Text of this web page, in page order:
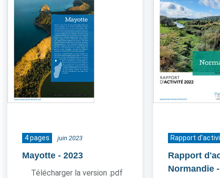
4 pages juin 2023
Mayotte - 2023
Télécharger la version .pdf
Rapport
Rapport
Normandie